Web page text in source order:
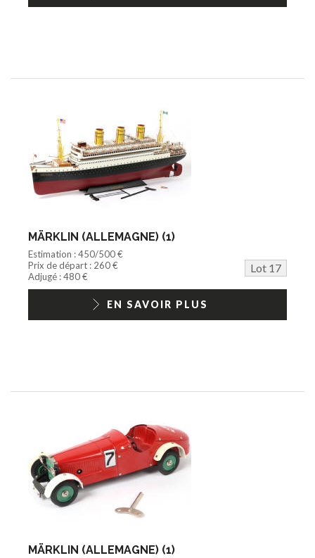
MÄRKLIN (ALLEMAGNE) (1)
Estimation : 450/500 €
Prix de départ : 260 €
Lot 17
Adjugé : 480 €
EN SAVOIR PLUS
MÄRKLIN (ALLEMAGNE) (1)